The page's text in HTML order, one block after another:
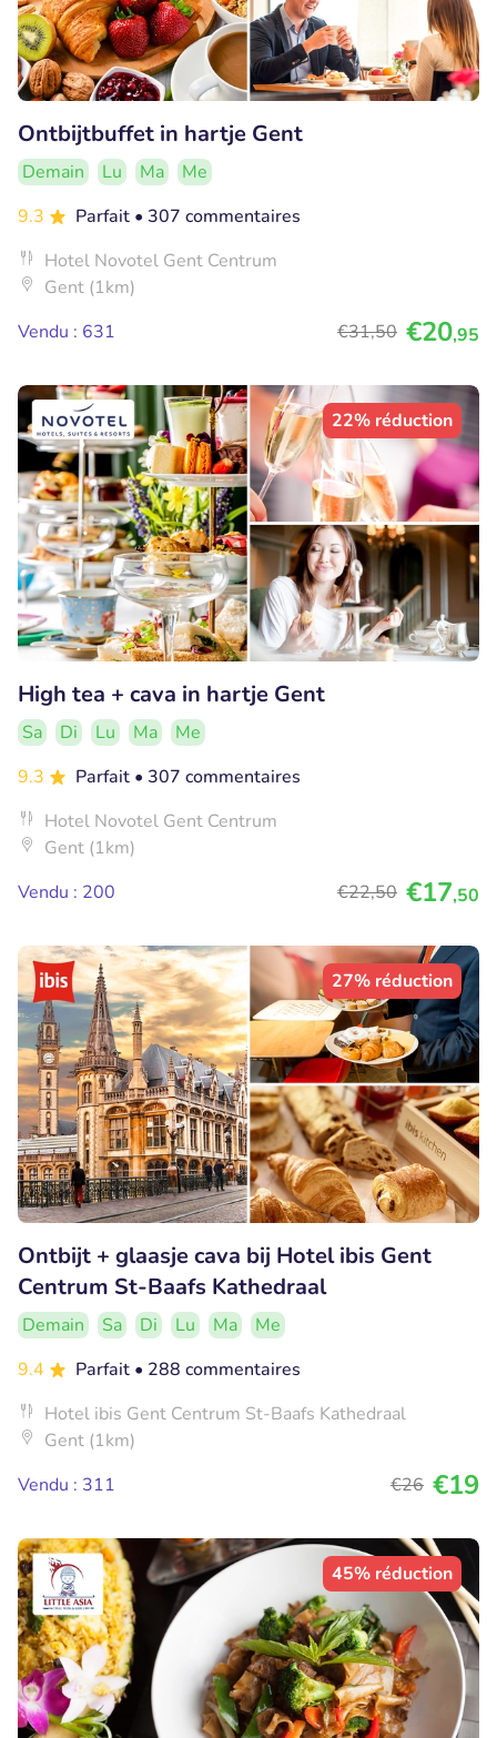
Ontbijtbuffet in hartje Gent
Demain Lu Ma
Me
9.3
Parfait • 307 commentaires
Hotel Novotel Gent Centrum
Gent (1km)
Vendu : 631
€31,50 €20,95
22% réduction
High tea + cava in hartje Gent
Sa Di Lu Ma
Me
9.3
Parfait • 307 commentaires
Hotel Novotel Gent Centrum
Gent (1km)
Vendu : 200
€22,50 €17,50
27% réduction
Ontbijt + glaasje cava bij Hotel ibis Gent
Centrum St-Baafs Kathedraal
Demain Sa Di Lu Ma
Me
9.4
Parfait • 288 commentaires
Hotel ibis Gent Centrum St-Baafs Kathedraal
Gent (1km)
Vendu : 311
€26 €19
45% réduction